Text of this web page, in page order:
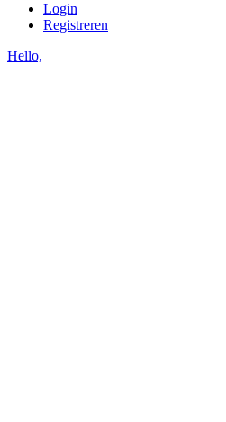
Login
Registreren
Hello,